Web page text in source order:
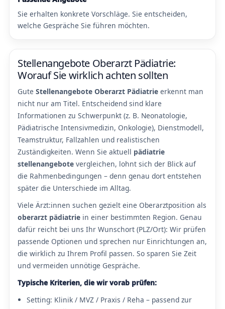
Sie erhalten konkrete Vorschläge. Sie entscheiden,
welche Gespräche Sie führen möchten.
Stellenangebote Oberarzt Pädiatrie:
Worauf Sie wirklich achten sollten
Gute Stellenangebote Oberarzt Pädiatrie erkennt man
nicht nur am Titel. Entscheidend sind klare
Informationen zu Schwerpunkt (z. B. Neonatologie,
Pädiatrische Intensivmedizin, Onkologie), Dienstmodell,
Teamstruktur, Fallzahlen und realistischen
Zuständigkeiten. Wenn Sie aktuell pädiatrie
stellenangebote vergleichen, lohnt sich der Blick auf
die Rahmenbedingungen – denn genau dort entstehen
später die Unterschiede im Alltag.
Viele Ärzt:innen suchen gezielt eine Oberarztposition als
oberarzt pädiatrie in einer bestimmten Region. Genau
dafür reicht bei uns Ihr Wunschort (PLZ/Ort): Wir prüfen
passende Optionen und sprechen nur Einrichtungen an,
die wirklich zu Ihrem Profil passen. So sparen Sie Zeit
und vermeiden unnötige Gespräche.
Typische Kriterien, die wir vorab prüfen:
Setting: Klinik / MVZ / Praxis / Reha – passend zur